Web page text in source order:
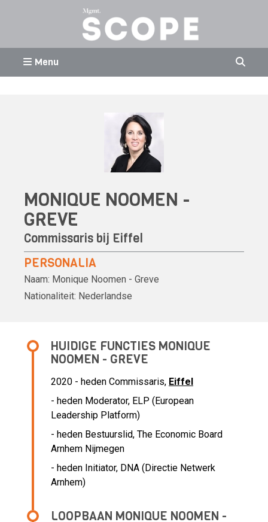
Menu
MONIQUE NOOMEN -
GREVE
Commissaris bij Eiffel
PERSONALIA
Naam: Monique Noomen - Greve
Nationaliteit: Nederlandse
HUIDIGE FUNCTIES MONIQUE
NOOMEN - GREVE
2020 - heden Commissaris, Eiffel
- heden Moderator, ELP (European
Leadership Platform)
- heden Bestuurslid, The Economic Board
Arnhem Nijmegen
- heden Initiator, DNA (Directie Netwerk
Arnhem)
LOOPBAAN MONIQUE NOOMEN -